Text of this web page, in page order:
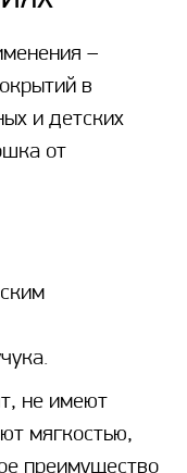
–
в
и детских
от
не имеют
мягкостью,
преимущество